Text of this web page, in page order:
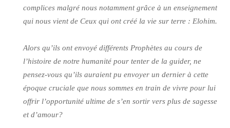
complices malgré nous notamment grâce à un enseignement
qui nous vient de Ceux qui ont créé la vie sur terre : Elohim.
Alors qu’ils ont envoyé différents Prophètes au cours de
l’histoire de notre humanité pour tenter de la guider, ne
pensez-vous qu’ils auraient pu envoyer un dernier à cette
époque cruciale que nous sommes en train de vivre pour lui
offrir l’opportunité ultime de s’en sortir vers plus de sagesse
et d’amour?